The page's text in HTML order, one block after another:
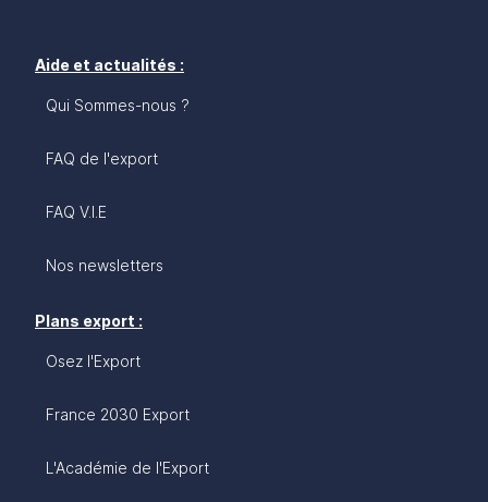
Aide et actualités :
Qui Sommes-nous ?
FAQ de l'export
FAQ V.I.E
Nos newsletters
Plans export :
Osez l'Export
France 2030 Export
L'Académie de l'Export